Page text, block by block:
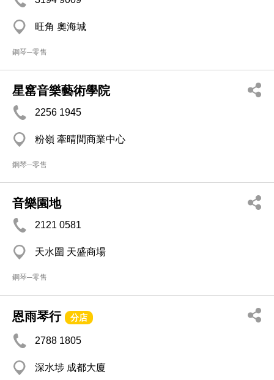
旺角 奧海城
鋼琴─零售
星窰音樂藝術學院
2256 1945
粉嶺 牽晴間商業中心
鋼琴─零售
音樂園地
2121 0581
天水圍 天盛商場
鋼琴─零售
恩雨琴行 分店
2788 1805
深水埗 成都大廈